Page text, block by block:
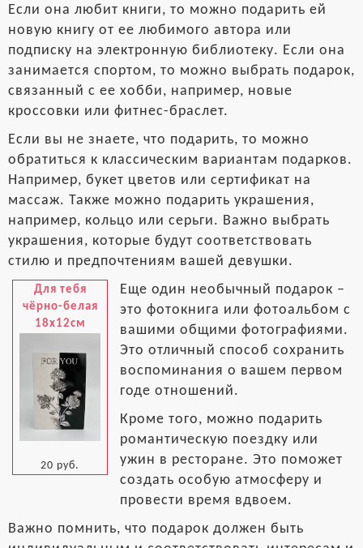
Если она любит книги, то можно подарить ей
новую книгу от ее любимого автора или
подписку на электронную библиотеку. Если она
занимается спортом, то можно выбрать подарок,
связанный с ее хобби, например, новые
кроссовки или фитнес-браслет.
Если вы не знаете, что подарить, то можно
обратиться к классическим вариантам подарков.
Например, букет цветов или сертификат на
массаж. Также можно подарить украшения,
например, кольцо или серьги. Важно выбрать
украшения, которые будут соответствовать
стилю и предпочтениям вашей девушки.
Для тебя
чёрно-белая
18x12см
20 руб.
Еще один необычный подарок –
это фотокнига или фотоальбом с
вашими общими фотографиями.
Это отличный способ сохранить
воспоминания о вашем первом
годе отношений.
Кроме того, можно подарить
романтическую поездку или
ужин в ресторане. Это поможет
создать особую атмосферу и
провести время вдвоем.
Важно помнить, что подарок должен быть